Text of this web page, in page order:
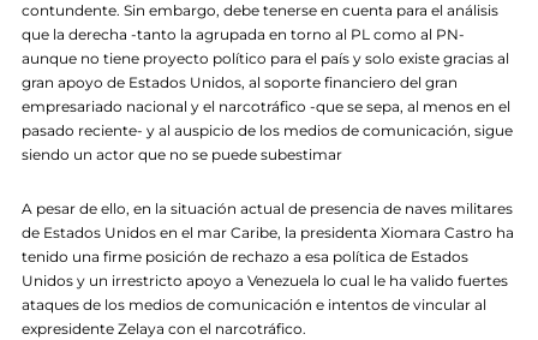
contundente. Sin embargo, debe tenerse en cuenta para el análisis
que la derecha -tanto la agrupada en torno al PL como al PN-
aunque no tiene proyecto político para el país y solo existe gracias al
gran apoyo de Estados Unidos, al soporte financiero del gran
empresariado nacional y el narcotráfico -que se sepa, al menos en el
pasado reciente- y al auspicio de los medios de comunicación, sigue
siendo un actor que no se puede subestimar
A pesar de ello, en la situación actual de presencia de naves militares
de Estados Unidos en el mar Caribe, la presidenta Xiomara Castro ha
tenido una firme posición de rechazo a esa política de Estados
Unidos y un irrestricto apoyo a Venezuela lo cual le ha valido fuertes
ataques de los medios de comunicación e intentos de vincular al
expresidente Zelaya con el narcotráfico.